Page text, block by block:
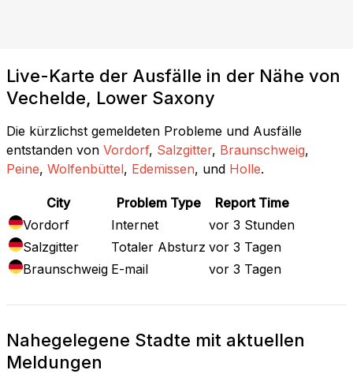
Live-Karte der Ausfälle in der Nähe von
Vechelde, Lower Saxony
Die kürzlichst gemeldeten Probleme und Ausfälle
entstanden von Vordorf, Salzgitter, Braunschweig,
Peine, Wolfenbüttel, Edemissen, und Holle.
City Problem Type
Report Time
Vordorf
Internet
vor 3 Stunden
Salzgitter
Totaler Absturz vor 3 Tagen
Braunschweig E-mail vor 3 Tagen
Nahegelegene Stadte mit aktuellen
Meldungen